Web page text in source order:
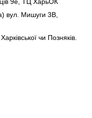
вул. Мишуги 3В,
чи Позняків.